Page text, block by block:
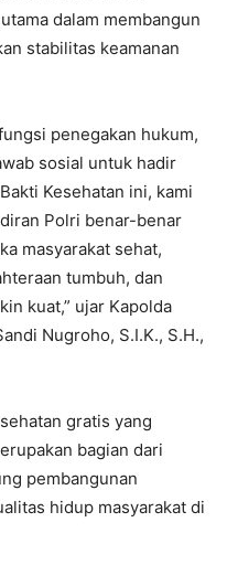
dalam membangun
stabilitas keamanan
penegakan hukum,
sosial untuk hadir
Kesehatan ini, kami
Polri benar-benar
masyarakat sehat,
tumbuh, dan
kuat,” ujar Kapolda
Nugroho, S.I.K., S.H.,
gratis yang
bagian dari
pembangunan
hidup masyarakat di